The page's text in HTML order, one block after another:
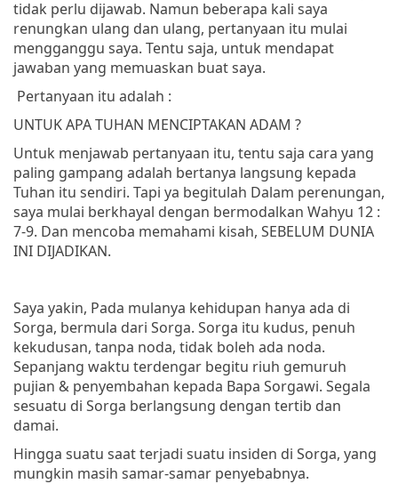
tidak perlu dijawab. Namun beberapa kali saya
renungkan ulang dan ulang, pertanyaan itu mulai
mengganggu saya. Tentu saja, untuk mendapat
jawaban yang memuaskan buat saya.
Pertanyaan itu adalah :
UNTUK APA TUHAN MENCIPTAKAN ADAM ?
Untuk menjawab pertanyaan itu, tentu saja cara yang
paling gampang adalah bertanya langsung kepada
Tuhan itu sendiri. Tapi ya begitulah Dalam perenungan,
saya mulai berkhayal dengan bermodalkan Wahyu 12 :
7-9. Dan mencoba memahami kisah, SEBELUM DUNIA
INI DIJADIKAN.
Saya yakin, Pada mulanya kehidupan hanya ada di
Sorga, bermula dari Sorga. Sorga itu kudus, penuh
kekudusan, tanpa noda, tidak boleh ada noda.
Sepanjang waktu terdengar begitu riuh gemuruh
pujian & penyembahan kepada Bapa Sorgawi. Segala
sesuatu di Sorga berlangsung dengan tertib dan
damai.
Hingga suatu saat terjadi suatu insiden di Sorga, yang
mungkin masih samar-samar penyebabnya.